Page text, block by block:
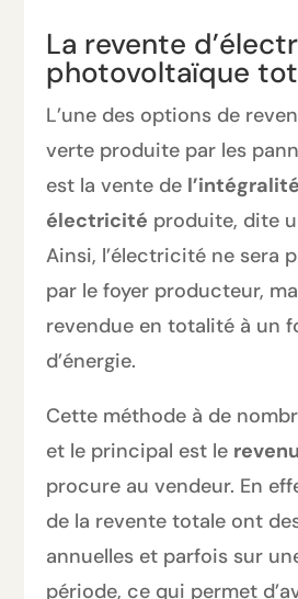
La revente
photovoltaïque
L’une des options de
verte produite par les
est la vente de
électricité produite, dite
Ainsi, l’électricité ne sera
par le foyer producteur,
revendue en totalité à un
d’énergie.
Cette méthode à de
et le principal est le
procure au vendeur. En
de la revente totale ont
annuelles et parfois sur
période, ce qui permet